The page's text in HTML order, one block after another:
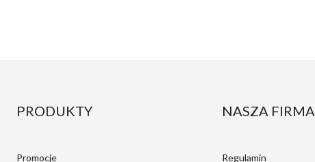
PRODUKTY
Promocje
NASZA FIRMA
Regulamin